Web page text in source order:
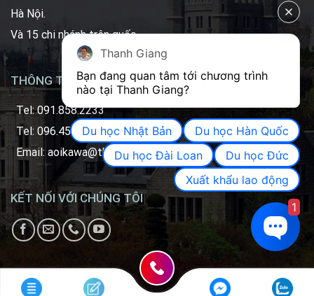
Hà Nội.
Và 15 chi nhánh trên quốc.
THÔNG TIN LIÊN HỆ
Tel: 091.858.2233
Tel: 096.450.2233 (Zalo)
Email: aoikawa@thanhgiang.com.vn
KẾT NỐI VỚI CHÚNG TÔI
Thanh Giang
Bạn đang quan tâm tới chương trình
nào tại Thanh Giang?
Du học Nhật Bản
Du học Hàn Quốc
Du học Đài Loan
Du học Đức
Xuất khẩu lao động
1